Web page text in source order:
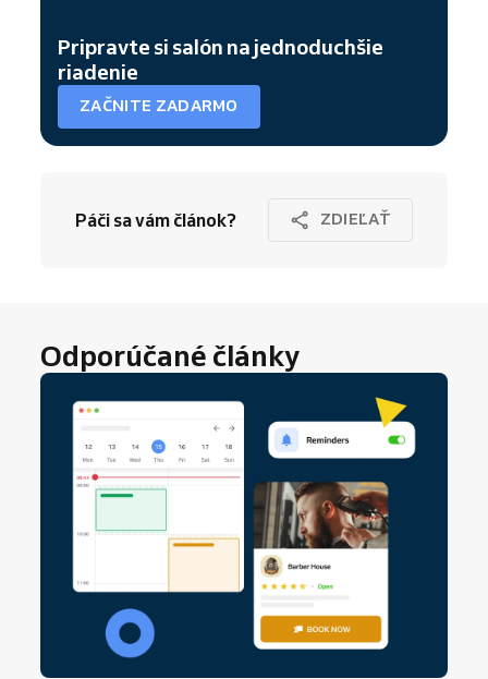
Pripravte si salón na jednoduchšie
riadenie
ZAČNITE ZADARMO
Páči sa vám článok? ZDIEĽAŤ
Odporúčané články